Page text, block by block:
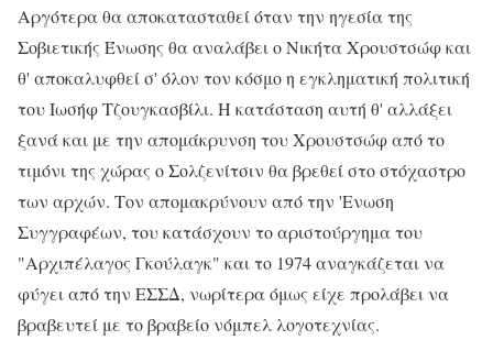
Αργότερα θα αποκατασταθεί όταν την ηγεσία της
Σοβιετικής Ένωσης θα αναλάβει ο Νικήτα Χρουστσώφ και
θ' αποκαλυφθεί σ' όλον τον κόσμο η εγκληματική πολιτική
του Ιωσήφ Τζουγκασβίλι. Η κατάσταση αυτή θ' αλλάξει
ξανά και με την απομάκρυνση του Χρουστσώφ από το
τιμόνι της χώρας ο Σολζενίτσιν θα βρεθεί στο στόχαστρο
των αρχών. Τον απομακρύνουν από την 'Ενωση
Συγγραφέων, του κατάσχουν το αριστούργημα του
"Αρχιπέλαγος Γκούλαγκ" και το 1974 αναγκάζεται να
φύγει από την ΕΣΣΔ, νωρίτερα όμως είχε προλάβει να
βραβευτεί με το βραβείο νόμπελ λογοτεχνίας.